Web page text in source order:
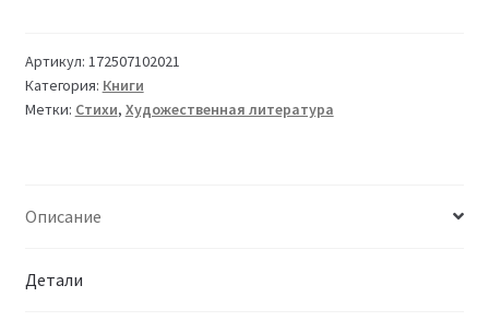
Артикул: 172507102021
Категория: Книги
Метки: Стихи, Художественная литература
Описание
Детали